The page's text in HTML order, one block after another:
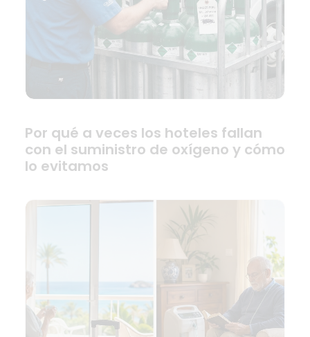
Por qué a veces los hoteles fallan
con el suministro de oxígeno y cómo
lo evitamos